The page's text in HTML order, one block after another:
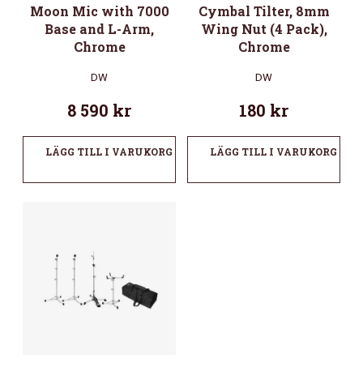
Moon Mic with 7000
Base and L-Arm,
Chrome
DW
8 590 kr
LÄGG TILL I VARUKORG
Cymbal Tilter, 8mm
Wing Nut (4 Pack),
Chrome
DW
180 kr
LÄGG TILL I VARUKORG